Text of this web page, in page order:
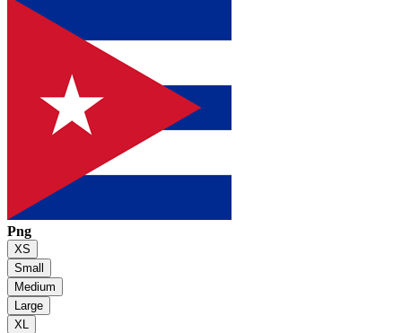
Png
XS
Small
Medium
Large
XL